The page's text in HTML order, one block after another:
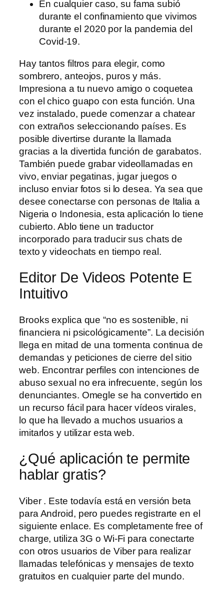
En cualquier caso, su fama subió
durante el confinamiento que vivimos
durante el 2020 por la pandemia del
Covid-19.
Hay tantos filtros para elegir, como
sombrero, anteojos, puros y más.
Impresiona a tu nuevo amigo o coquetea
con el chico guapo con esta función. Una
vez instalado, puede comenzar a chatear
con extraños seleccionando países. Es
posible divertirse durante la llamada
gracias a la divertida función de garabatos.
También puede grabar videollamadas en
vivo, enviar pegatinas, jugar juegos o
incluso enviar fotos si lo desea. Ya sea que
desee conectarse con personas de Italia a
Nigeria o Indonesia, esta aplicación lo tiene
cubierto. Ablo tiene un traductor
incorporado para traducir sus chats de
texto y videochats en tiempo real.
Editor De Videos Potente E
Intuitivo
Brooks explica que “no es sostenible, ni
financiera ni psicológicamente”. La decisión
llega en mitad de una tormenta continua de
demandas y peticiones de cierre del sitio
web. Encontrar perfiles con intenciones de
abuso sexual no era infrecuente, según los
denunciantes. Omegle se ha convertido en
un recurso fácil para hacer vídeos virales,
lo que ha llevado a muchos usuarios a
imitarlos y utilizar esta web.
¿Qué aplicación te permite
hablar gratis?
Viber . Este todavía está en versión beta
para Android, pero puedes registrarte en el
siguiente enlace. Es completamente free of
charge, utiliza 3G o Wi-Fi para conectarte
con otros usuarios de Viber para realizar
llamadas telefónicas y mensajes de texto
gratuitos en cualquier parte del mundo.